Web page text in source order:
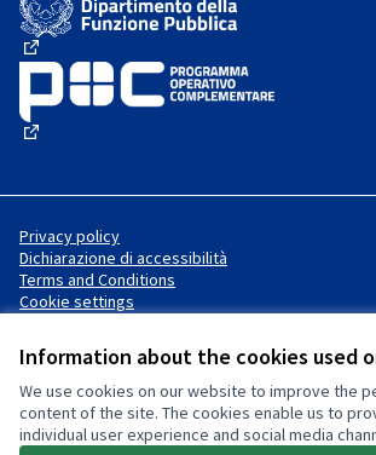
Information about the cookies used
We use cookies on our website to improve the
content of the site. The cookies enable us to
individual user experience and social media
(External link)
Privacy policy
Dichiarazione di accessibilità
Terms and Conditions
Cookie settings
Creative Commons License
(External link)Website made withfree software
(External link)
.